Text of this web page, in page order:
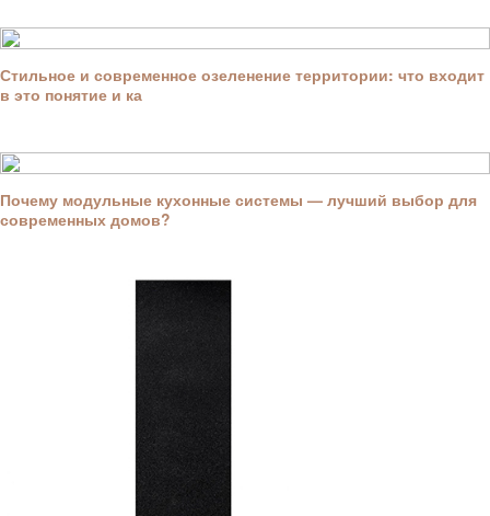
Стильное и современное озеленение территории: что входит
в это понятие и ка
Почему модульные кухонные системы — лучший выбор для
современных домов?